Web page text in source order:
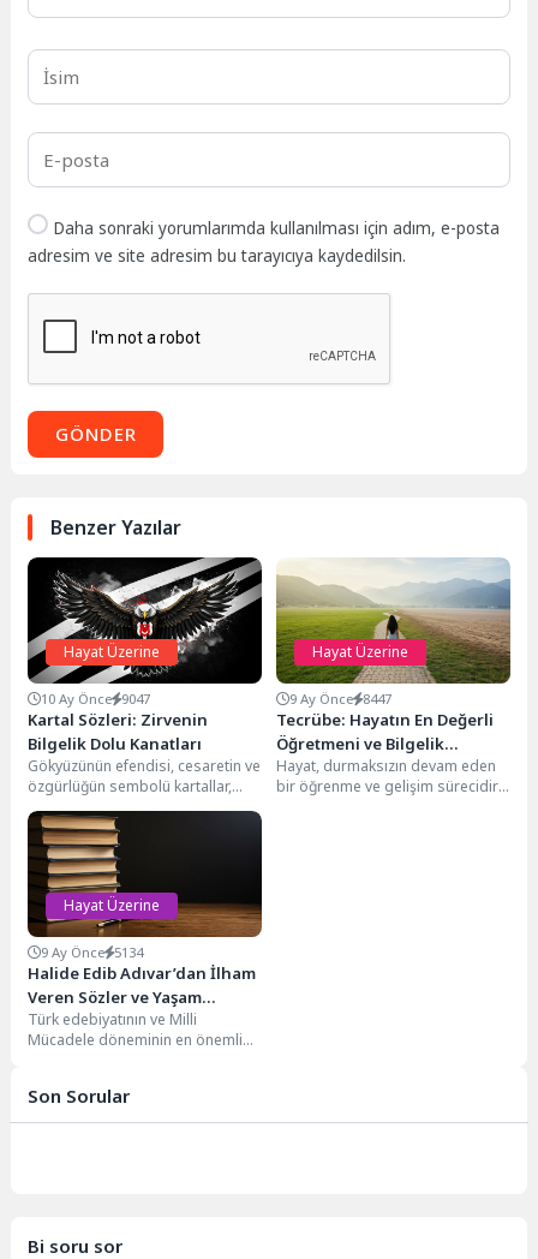
Daha sonraki yorumlarımda kullanılması için adım, e-posta
adresim ve site adresim bu tarayıcıya kaydedilsin.
GÖNDER
Benzer Yazılar
Hayat Üzerine
10 Ay Önce 9047
Kartal Sözleri: Zirvenin
Bilgelik Dolu Kanatları
Gökyüzünün efendisi, cesaretin ve
özgürlüğün sembolü kartallar,
tarih boyunca insanlığın
hayranlığını ve saygısını
kazanmıştır. Sarp...
Hayat Üzerine
9 Ay Önce 8447
Tecrübe: Hayatın En Değerli
Öğretmeni ve Bilgelik
Kaynağı
Hayat, durmaksızın devam eden
bir öğrenme ve gelişim sürecidir.
Hayat Üzerine
9 Ay Önce 5134
Halide Edib Adıvar’dan İlham
Veren Sözler ve Yaşam
Felsefesi
Türk edebiyatının ve Milli
Mücadele döneminin en önemli
Son Sorular
Bi soru sor